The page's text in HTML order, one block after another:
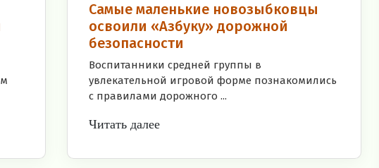
Самые маленькие новозыбковцы
освоили «Азбуку» дорожной
безопасности
Воспитанники средней группы в
увлекательной игровой форме познакомились
с правилами дорожного ...
Читать далее